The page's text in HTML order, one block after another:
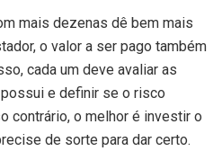
mais dezenas dê bem mais
o valor a ser pago também
cada um deve avaliar as
e definir se o risco
contrário, o melhor é investir o
de sorte para dar certo.